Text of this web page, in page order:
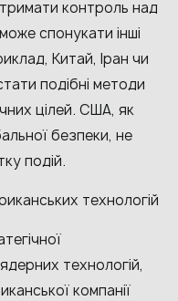
контроль над
спонукати інші
Китай, Іран чи
подібні методи
цілей. США, як
безпеки, не
подій.
технологій
технологій,
компанії